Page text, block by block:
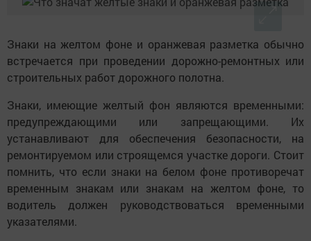
Знаки на желтом фоне и оранжевая разметка обычно
встречается при проведении дорожно-ремонтных или
строительных работ дорожного полотна.
Знаки, имеющие желтый фон являются временными:
предупреждающими или запрещающими. Их
устанавливают для обеспечения безопасности, на
ремонтируемом или строящемся участке дороги. Стоит
помнить, что если знаки на белом фоне противоречат
временным знакам или знакам на желтом фоне, то
водитель должен руководствоваться временными
указателями.